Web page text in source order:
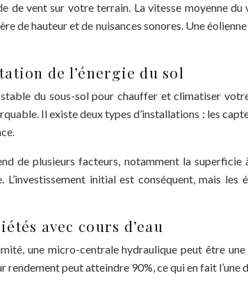
de vent sur votre terrain. La vitesse moyenne
de hauteur et de nuisances sonores. Une
de l’énergie du sol
du sous-sol pour chauffer et climatiser
Il existe deux types d’installations : les
de plusieurs facteurs, notamment la
initial est conséquent, mais
avec cours d’eau
une micro-centrale hydraulique peut être
peut atteindre 90%, ce qui en fait l’une